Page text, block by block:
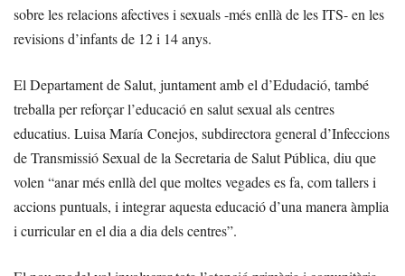
sobre les relacions afectives i sexuals -més enllà de les ITS- en les
revisions d’infants de 12 i 14 anys.
El Departament de Salut, juntament amb el d’Edudació, també
treballa per reforçar l’educació en salut sexual als centres
educatius. Luisa María Conejos, subdirectora general d’Infeccions
de Transmissió Sexual de la Secretaria de Salut Pública, diu que
volen “anar més enllà del que moltes vegades es fa, com tallers i
accions puntuals, i integrar aquesta educació d’una manera àmplia
i curricular en el dia a dia dels centres”.